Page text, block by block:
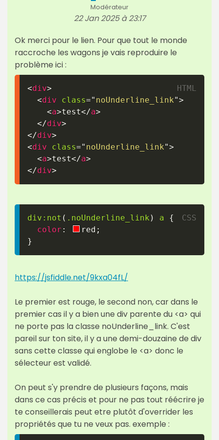
Modérateur
22 Jan 2025 à 23:17
Ok merci pour le lien. Pour que tout le monde
raccroche les wagons je vais reproduire le
problème ici :
<div>
<div class=" noUnderline_link">
<a>test</a>
</div>
</div>
<div class=" noUnderline_link">
<a>test</a>
</div>
div :not ( .noUnderline_link ) a
{
color : red ;
}
https://jsfiddle.net/9kxa04fL/
Le premier est rouge, le second non, car dans le
premier cas il y a bien une div parente du <a> qui
ne porte pas la classe noUnderline_link. C'est
pareil sur ton site, il y a une demi-douzaine de div
sans cette classe qui englobe le <a> donc le
sélecteur est validé.
On peut s'y prendre de plusieurs façons, mais
dans ce cas précis et pour ne pas tout réécrire je
te conseillerais peut etre plutôt d'overrider les
propriétés que tu ne veux pas. exemple :